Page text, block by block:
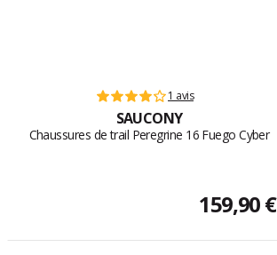
1 avis
SAUCONY
Chaussures de trail Peregrine 16 Fuego Cyber
159,90 €